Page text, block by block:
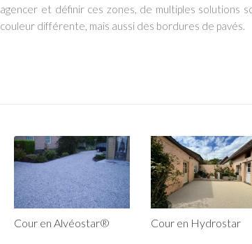
agencer et définir ces zones, de multiples solutions
couleur différente, mais aussi des bordures de pavés.
Cour en Alvéostar® Cour en Hydrostar